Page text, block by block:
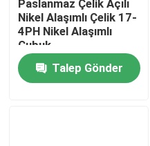
Paslanmaz Çelik Açılı
Nikel Alaşımlı Çelik 17-
4PH Nikel Alaşımlı
Çubuk
Talep Gönder